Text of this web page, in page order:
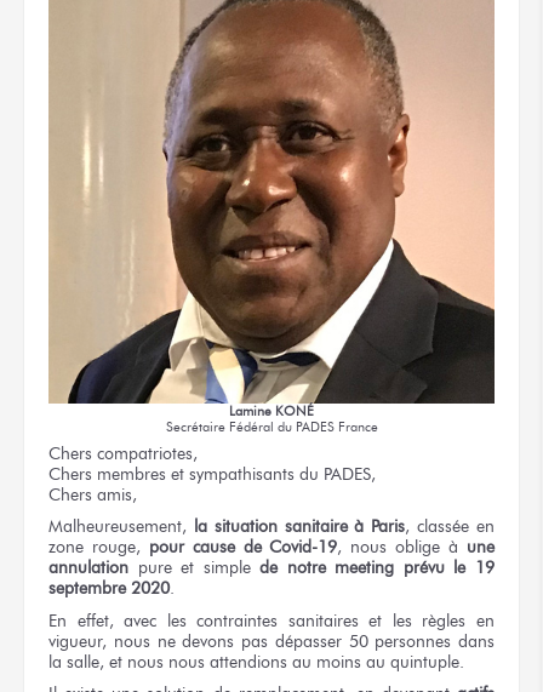
Lamine KONÉ
Secrétaire Fédéral du PADES France
Chers compatriotes,
Chers membres et sympathisants du PADES,
Chers amis,
Malheureusement, la situation sanitaire à Paris, classée en
zone rouge, pour cause de Covid-19, nous oblige à une
annulation pure et simplede notre meeting prévu le 19
septembre 2020.
En effet, avec les contraintes sanitaires et les règles en
vigueur, nous ne devons pas dépasser 50 personnes dans
la salle, et nous nous attendions au moins au quintuple.